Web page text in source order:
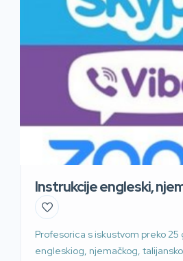
Instrukcije engleski,
španj
Profesorica s iskustvom preko 25
engleskiog, njemačkog,